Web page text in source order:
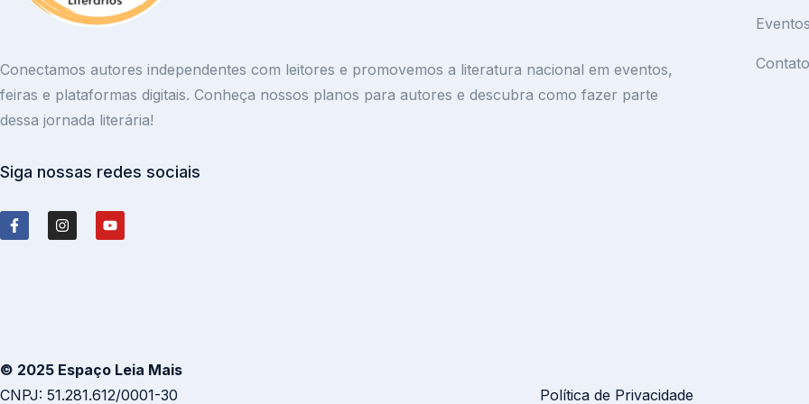
Conectamos autores independentes com leitores e promovemos a literatura nacional em eventos,
feiras e plataformas digitais. Conheça nossos planos para autores e descubra como fazer parte
dessa jornada literária!
Siga nossas redes sociais
© 2025 Espaço Leia Mais
CNPJ: 51.281.612/0001-30
Política de Privacidade